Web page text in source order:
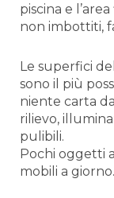
piscina e
non imbottiti,
Le superfici
sono il più
niente carta
rilievo,
pulibili.
Pochi oggetti
mobili a giorno.